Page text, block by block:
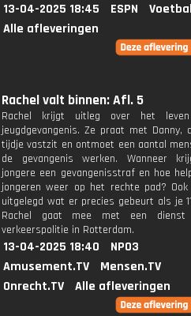
13-04-2025 18:45 ESPN
Alle afleveringen
Rachel valt binnen: Afl. 5
Rachel krijgt uitleg over het
jeugdgevangenis. Ze praat met Danny,
tijdje vastzit en ontmoet een aantal
de gevangenis werken. Wanneer
jongere een gevangenisstraf en hoe
jongeren weer op het rechte pad?
uitgelegd wat er precies gebeurt als je
Rachel gaat mee met een
verkeerspolitie in Rotterdam.
13-04-2025 18:40
NPO3
Amusement.TV
Mensen.TV
Onrecht.TV
Alle afleveringen